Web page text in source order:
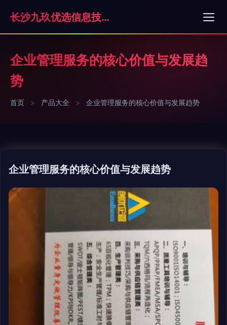
长沙九玖优选信息技术有限责任公司
企业管理服务的核心价值与发展趋
势
首页 > 产品大全 > 企业管理服务的核心价值与发展趋势
企业管理服务的核心价值与发展趋势